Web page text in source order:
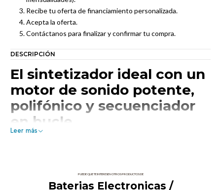
Recibe tu oferta de financiamiento personalizada.
Acepta la oferta.
Contáctanos para finalizar y confirmar tu compra.
DESCRIPCIÓN
El sintetizador ideal con un
motor de sonido potente,
polifónico y secuenciador
en bucle
teclas que genera un sonido increíblemente potente a pesar de
su cuerpo compacto. Empezamos con una sección de filtro que
Leer más
PUEDE QUE TE INTERESEN OTROS PRODUCTOS DE
Baterias Electronicas /